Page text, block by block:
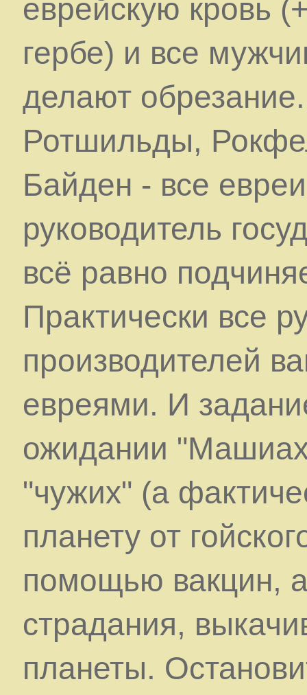
еврейскую кровь
гербе) и все
делают
Ротшильды,
Байден - все
руководитель
всё равно
Практически все
производителей
евреями. И
ожидании
"чужих" (а
планету от
помощью вакцин,
страдания,
планеты.